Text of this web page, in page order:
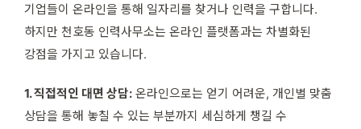
기업들이 온라인을 통해 일자리를 찾거나 인력을 구합니다.
하지만 천호동 인력사무소는 온라인 플랫폼과는 차별화된
강점을 가지고 있습니다.
1. 직접적인 대면 상담: 온라인으로는 얻기 어려운, 개인별 맞춤
상담을 통해 놓칠 수 있는 부분까지 세심하게 챙길 수